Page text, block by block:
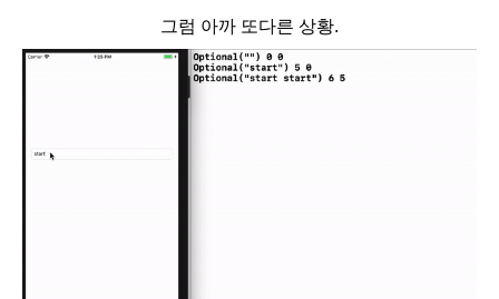
그럼 아까 또다른 상황.